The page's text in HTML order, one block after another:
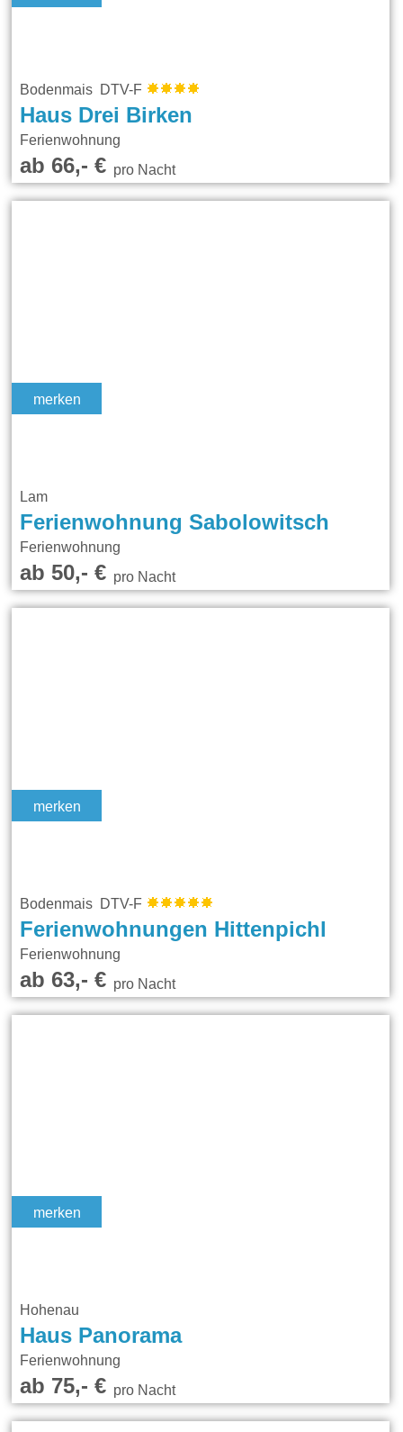
Bodenmais DTV-F
Haus Drei Birken
Ferienwohnung
ab 66,- €pro Nacht
merken
Lam
Ferienwohnung Sabolowitsch
Ferienwohnung
ab 50,- €pro Nacht
merken
Bodenmais DTV-F
Ferienwohnungen Hittenpichl
Ferienwohnung
ab 63,- €pro Nacht
merken
Hohenau
Haus Panorama
Ferienwohnung
ab 75,- €pro Nacht